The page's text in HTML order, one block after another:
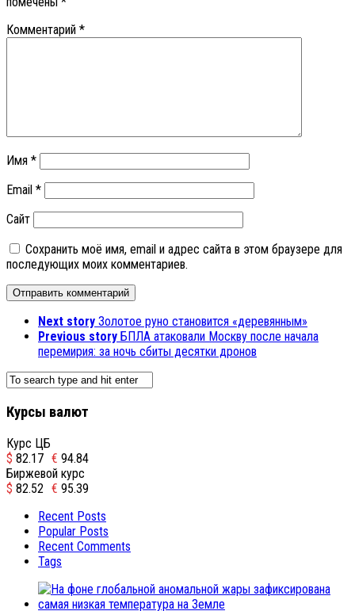
Комментарий *
Имя *
Email *
Сайт
Сохранить моё имя, email и адрес сайта в этом браузере для
последующих моих комментариев.
Next story Золотое руно становится «деревянным»
Previous story БПЛА атаковали Москву после начала
перемирия: за ночь сбиты десятки дронов
Курсы валют
Курс ЦБ
$ 82.17 € 94.84
Биржевой курс
$ 82.52 € 95.39
Recent Posts
Popular Posts
Recent Comments
Tags